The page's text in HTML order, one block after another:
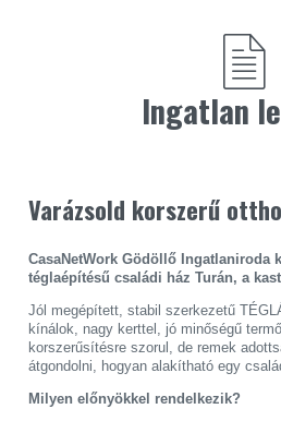
Ingatlan
Varázsold korszerű
CasaNetWork Gödöllő Ingatlaniroda
téglaépítésű családi ház Turán, a
Jól megépített, stabil szerkezetű
kínálok, nagy kerttel, jó minőségű
korszerűsítésre szorul, de remek
átgondolni, hogyan alakítható egy
Milyen előnyökkel rendelkezik?